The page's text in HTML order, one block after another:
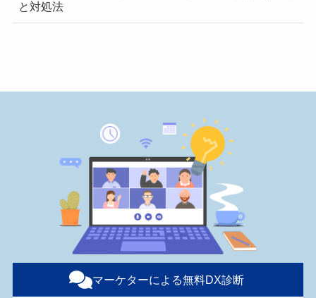
と対処法
マーケターによる無料DX診断